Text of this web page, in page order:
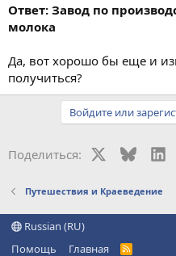
Ответ: Завод по
молока
Да, вот хорошо бы еще и
получиться?
Войдите или
Поделиться: Bluesky
Путешествия и Краеведение
Russian (RU)
Помощь
Главная
R